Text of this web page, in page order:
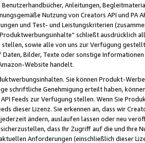
Anleitungen,
Nutzung von Creators API und PA
und Test- und Leistungskriterien
schließt ausdrücklich
sowie alle von uns zur Verfügung
Daten, Bilder, Texte oder sonstige
Website handelt.
Sie können Produkt-
schriftliche Genehmigung erteilt haben,
Feeds zur Verfügung stellen. Wenn Sie
dieser Lizenz. Sie erkennen an, dass wir
ändern, auslaufen lassen oder neu
dass Ihr Zugriff auf die und Ihre
Anforderungen (einschließlich dieser